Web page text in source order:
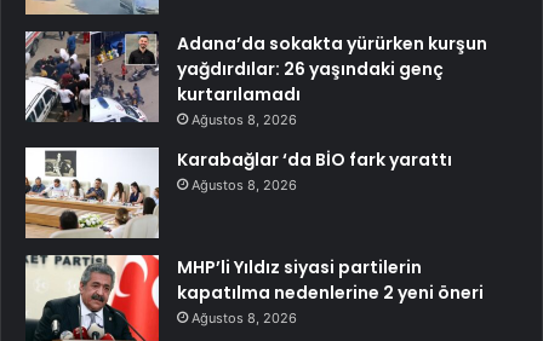
Adana’da sokakta yürürken kurşun
yağdırdılar: 26 yaşındaki genç
kurtarılamadı
Ağustos 8, 2026
Karabağlar ‘da BİO fark yarattı
Ağustos 8, 2026
MHP’li Yıldız siyasi partilerin
kapatılma nedenlerine 2 yeni öneri
Ağustos 8, 2026